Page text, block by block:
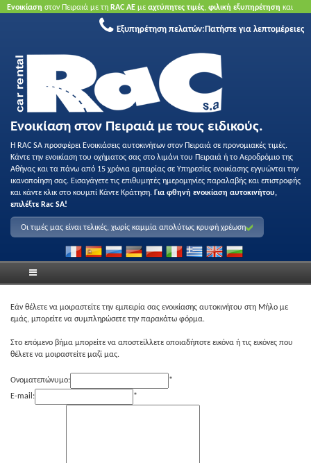
Ενοικίαση στον Πειραιά με τη RAC ΑΕ με αχτύπητες τιμές, φιλική εξυπηρέτηση και
Κάντε κράτηση τώρα
Εξυπηρέτηση πελατών: Πατήστε για λεπτομέρειες
Ενοικίαση στον Πειραιά με τους ειδικούς.
Η RAC SA προσφέρει Ενοικιάσεις αυτοκινήτων στον Πειραιά σε προνομιακές τιμές.
Κάντε την ενοικίαση του οχήματος σας στο λιμάνι του Πειραιά ή το Αεροδρόμιο της
Αθήνας και τα πάνω από 15 χρόνια εμπειρίας σε Υπηρεσίες ενοικίασης εγγυώνται την
ικανοποίηση σας. Εισαγάγετε τις επιθυμητές ημερομηνίες παραλαβής και επιστροφής
και κάντε κλικ στο κουμπί Κάντε Κράτηση. Για φθηνή ενοικίαση αυτοκινήτου,
επιλέξτε Rac SA!
Οι τιμές μας είναι τελικές, χωρίς καμμία απολύτως κρυφή χρέωση
Εάν θέλετε να μοιραστείτε την εμπειρία σας ενοικίασης αυτοκινήτου στη Μήλο με
εμάς, μπορείτε να συμπληρώσετε την παρακάτω φόρμα.
Στο επόμενο βήμα μπορείτε να αποστείλλετε οποιαδήποτε εικόνα ή τις εικόνες που
θέλετε να μοιραστείτε μαζί μας.
Ονοματεπώνυμο:
*
E-mail:
*